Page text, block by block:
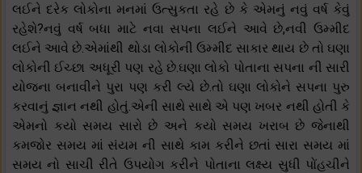
લઈને દરેક લોકોના મનમાં ઉત્સુકતા રહે છે કે એમનું નવું વર્ષ કેવું
રહેશે?નવું વર્ષ બધા માટે નવા સપના લઈને આવે છે,નવી ઉમ્મીદ
લઈને આવે છે.એમાંથી થોડા લોકોની ઉમ્મીદ સાકાર થાય છે તો ઘણા
લોકોની ઈચ્છા અધૂરી પણ રહે છે.ઘણા લોકો પોતાના સપના ની સારી
યોજના બનાવીને પુરા પણ કરી લ્યે છે.તો ઘણા લોકોને સપના પુરુ
કરવાનું જ્ઞાન નથી હોતું.એની સાથે સાથે એ પણ ખબર નથી હોતી કે
એમનો કયો સમય સારો છે અને કયો સમય ખરાબ છે જેનાથી
કમજોર સમય માં સંયમ ની સાથે કામ કરીને છતાં સારા સમય માં
સમય નો સાચી રીતે ઉપયોગ કરીને પોતાના લક્ષ્ય સુધી પોંહચીને